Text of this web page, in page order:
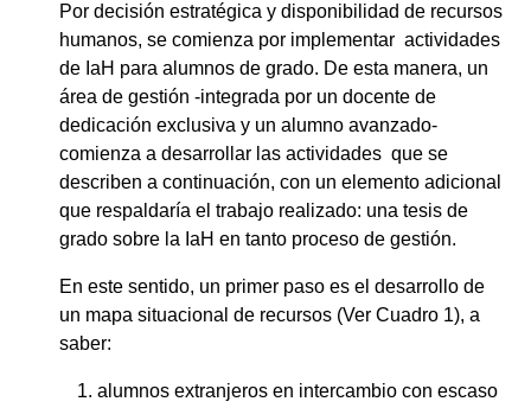
Por decisión estratégica y disponibilidad de recursos
humanos, se comienza por implementar actividades
de IaH para alumnos de grado. De esta manera, un
área de gestión -integrada por un docente de
dedicación exclusiva y un alumno avanzado-
comienza a desarrollar las actividades que se
describen a continuación, con un elemento adicional
que respaldaría el trabajo realizado: una tesis de
grado sobre la IaH en tanto proceso de gestión.
En este sentido, un primer paso es el desarrollo de
un mapa situacional de recursos (Ver Cuadro 1), a
saber:
alumnos extranjeros en intercambio con escaso